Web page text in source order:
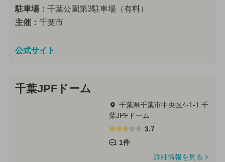
駐車場： 千葉公園第3駐車場（有料）
主催： 千葉市
公式サイト
千葉JPFドーム
千葉県千葉市中央区4-1-1 千
葉JPFドーム
3.7
1件
詳細情報を見る